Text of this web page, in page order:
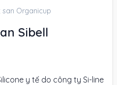
san Organicup
Sibell
y tế do công ty Si-line